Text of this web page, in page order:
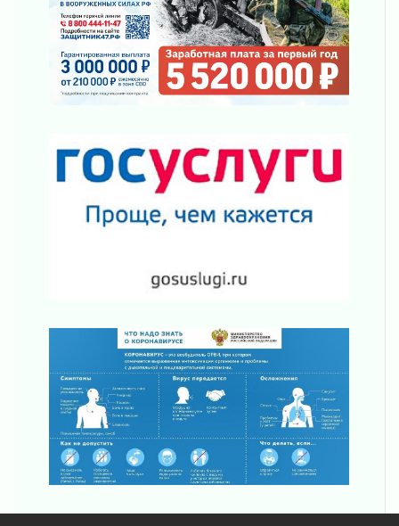
Уроки безопасности для детей и взрослых
Ленобласть отмечает День Воздушно-
десантных войск
02 августа 2026
Ленобласть отметила заслуги жителей перед
регионом и страной
02 августа 2026
ПСК через Гослуслуги напомнит жителям
Ленинградской области о неоплаченных
02 августа 2026
Пропавшего подростка нашли в Кировском
районе Ленобласти
02 августа 2026
Жителям Ленобласти напомнили, как
действовать при укусе клеща
02 августа 2026
В Ивангороде назвали новых почетных
02 августа 2026